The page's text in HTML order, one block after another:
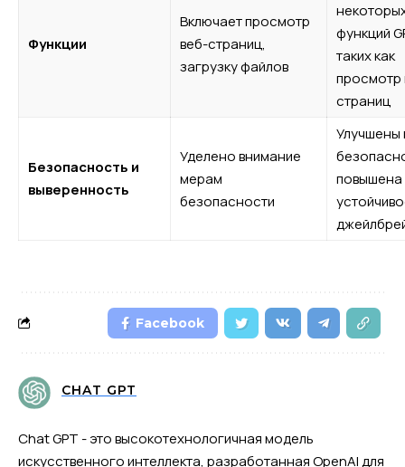
Функции
Включает просмотр
веб-страниц,
загрузку файлов
функций
таких как
просмотр
страниц
Безопасность и
выверенность
Уделено внимание
мерам
безопасности
Улучшены
повышена
Facebook
CHAT GPT
Chat GPT - это высокотехнологичная модель
искусственного интеллекта, разработанная OpenAI для